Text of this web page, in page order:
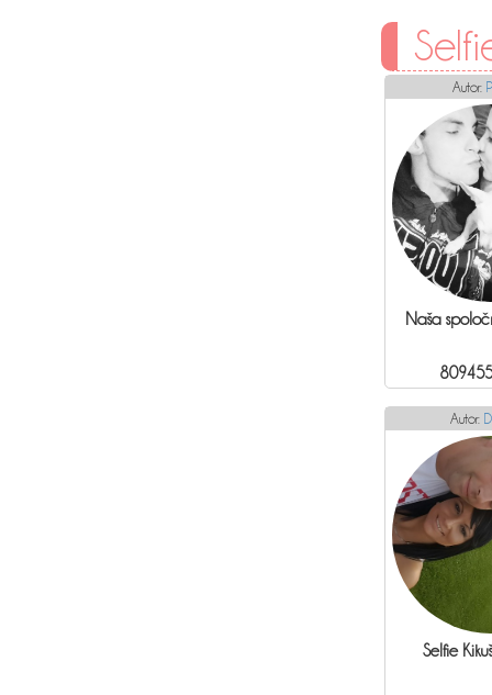
Autor:
Naša
Autor:
Selfie